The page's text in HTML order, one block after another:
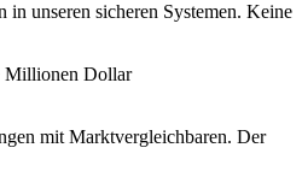
unseren sicheren Systemen. Keine
Millionen Dollar
mit Marktvergleichbaren. Der